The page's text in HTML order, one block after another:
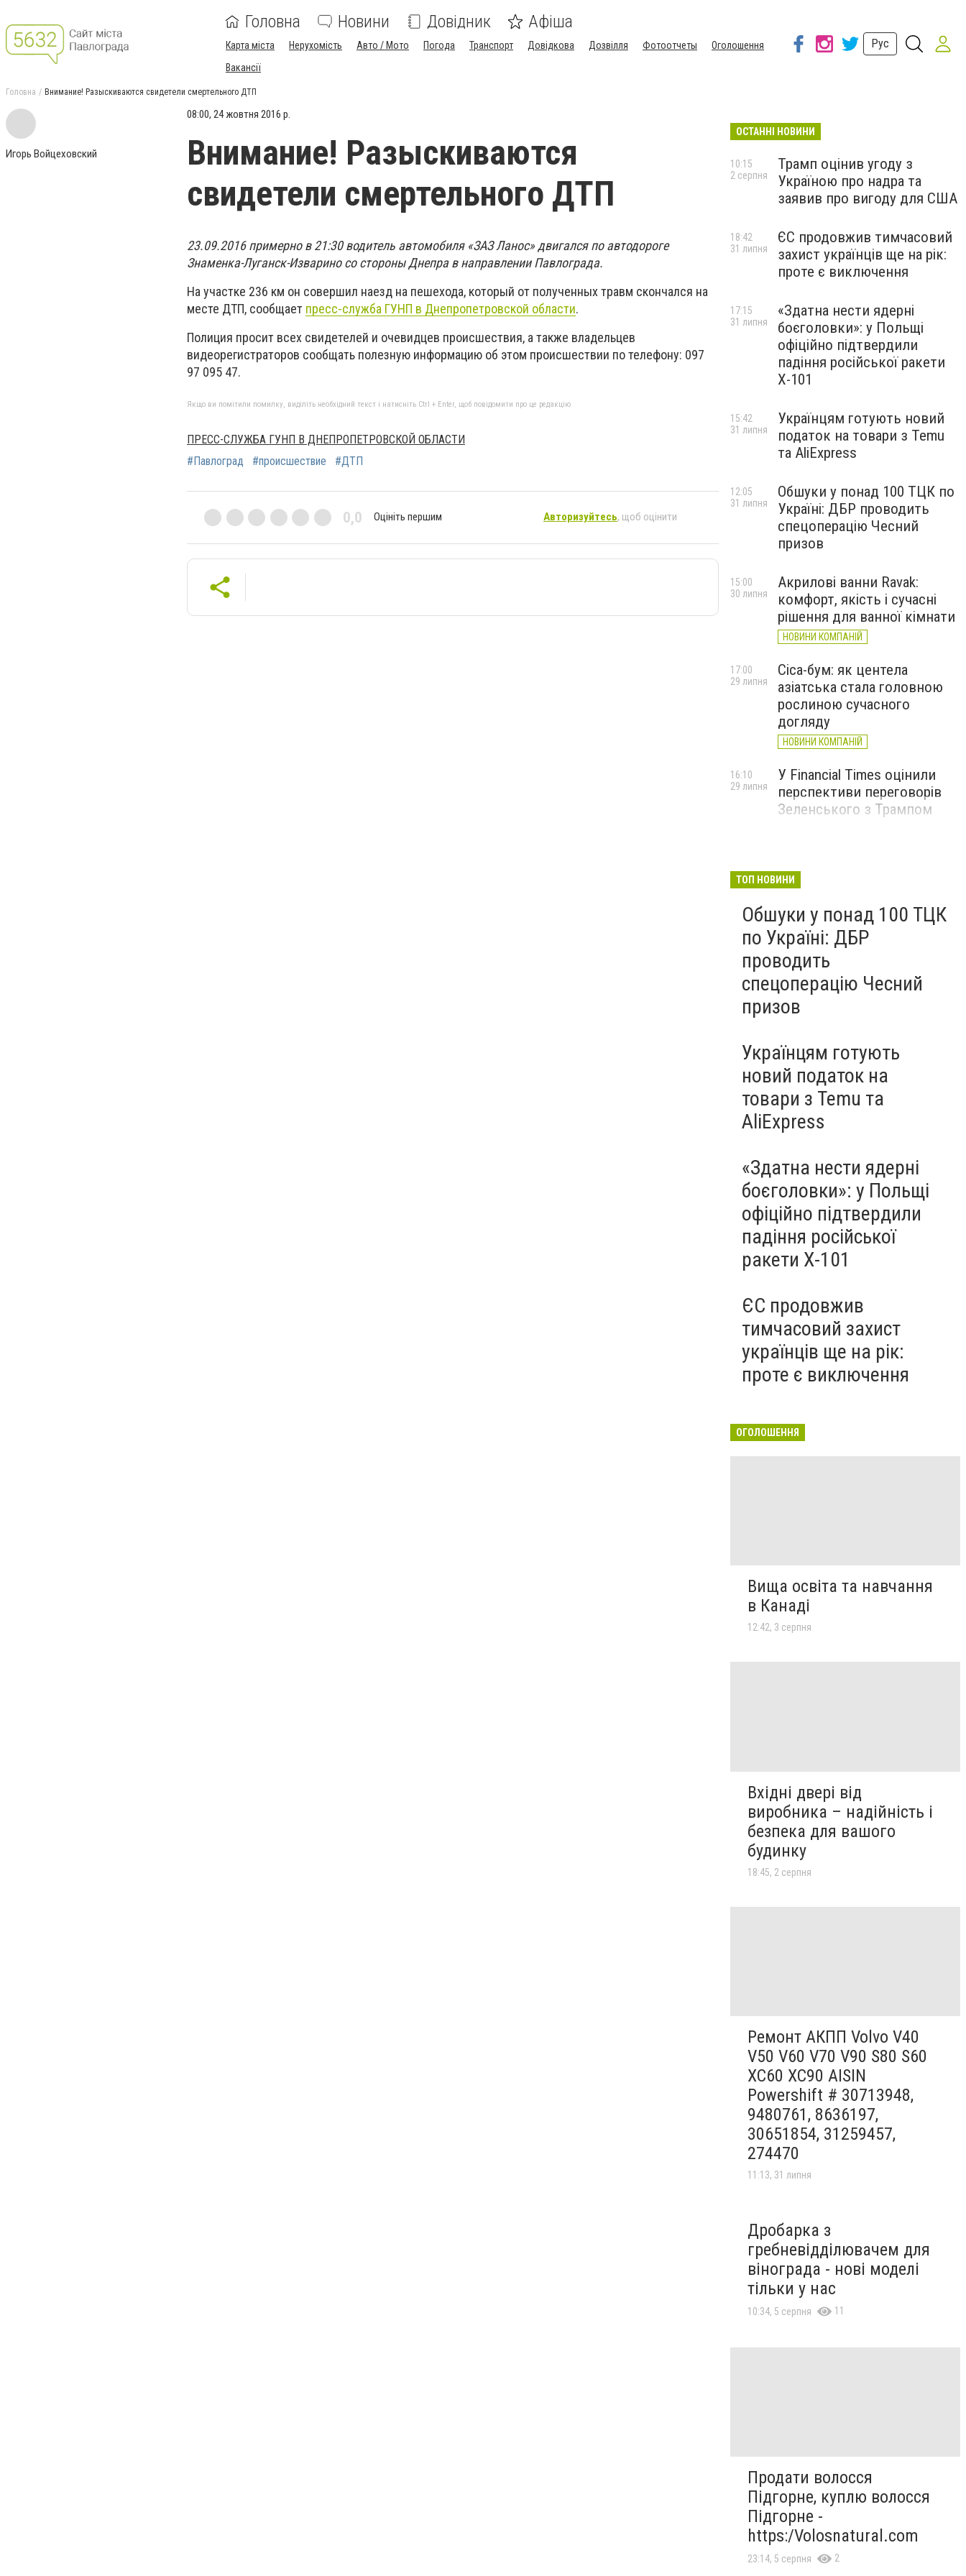
Головна Новини Довідник Афіша
Карта міста Нерухомість Авто / Мото Погода Транспорт Довідкова Дозвілля Фотоотчеты
Оголошення
Вакансії
Рус
Головна Внимание! Разыскиваются свидетели смертельного ДТП
Игорь Войцеховский
08:00, 24 жовтня 2016 р.
Внимание! Разыскиваются
свидетели смертельного ДТП
23.09.2016 примерно в 21:30 водитель автомобиля «ЗАЗ Ланос» двигался по автодороге
Знаменка-Луганск-Изварино со стороны Днепра в направлении Павлограда.
На участке 236 км он совершил наезд на пешехода, который от полученных травм скончался на
месте ДТП, сообщает пресс-служба ГУНП в Днепропетровской области.
Полиция просит всех свидетелей и очевидцев происшествия, а также владельцев
видеорегистраторов сообщать полезную информацию об этом происшествии по телефону: 097
97 095 47.
Якщо ви помітили помилку, виділіть необхідний текст і натисніть Ctrl + Enter, щоб повідомити про це редакцію
ПРЕСС-СЛУЖБА ГУНП В ДНЕПРОПЕТРОВСКОЙ ОБЛАСТИ
#Павлоград
#происшествие #ДТП
0,0 Оцініть першим Авторизуйтесь, щоб оцінити
ОСТАННІ НОВИНИ
Трамп оцінив угоду з
Україною про надра та
заявив про вигоду для США
10:15
2 серпня
ЄС продовжив тимчасовий
захист українців ще на рік:
проте є виключення
18:42
31 липня
«Здатна нести ядерні
боєголовки»: у Польщі
офіційно підтвердили
падіння російської ракети
Х-101
17:15
31 липня
Українцям готують новий
податок на товари з Temu
та AliExpress
15:42
31 липня
Обшуки у понад 100 ТЦК по
Україні: ДБР проводить
спецоперацію Чесний
призов
12:05
31 липня
Акрилові ванни Ravak:
комфорт, якість і сучасні
рішення для ванної кімнати
НОВИНИ КОМПАНІЙ
15:00
30 липня
Cica-бум: як центела
азіатська стала головною
рослиною сучасного
догляду
НОВИНИ КОМПАНІЙ
17:00
29 липня
У Financial Times оцінили
перспективи переговорів
Зеленського з Трампом
16:10
29 липня
ТОП НОВИНИ
Обшуки у понад 100 ТЦК
по Україні: ДБР
проводить
спецоперацію Чесний
призов
Українцям готують
новий податок на
товари з Temu та
AliExpress
«Здатна нести ядерні
боєголовки»: у Польщі
офіційно підтвердили
падіння російської
ракети Х-101
ЄС продовжив
тимчасовий захист
українців ще на рік:
проте є виключення
ОГОЛОШЕННЯ
Вища освіта та навчання
в Канаді
12:42, 3 серпня
Вхідні двері від
виробника – надійність і
безпека для вашого
будинку
18:45, 2 серпня
Ремонт АКПП Volvo V40
V50 V60 V70 V90 S80 S60
XC60 XC90 AISIN
Powershift # 30713948,
9480761, 8636197,
30651854, 31259457,
274470
11:13, 31 липня
Дробарка з
гребневідділювачем для
вінограда - нові моделі
тільки у нас
10:34, 5 серпня 11
Продати волосся
Підгорне, куплю волосся
Підгорне -
https:/Volosnatural.com
23:14, 5 серпня 2